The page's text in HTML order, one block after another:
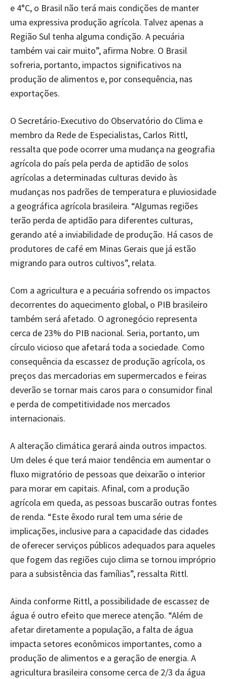
e 4°C, o Brasil não terá mais condições de manter
uma expressiva produção agrícola. Talvez apenas a
Região Sul tenha alguma condição. A pecuária
também vai cair muito”, afirma Nobre. O Brasil
sofreria, portanto, impactos significativos na
produção de alimentos e, por consequência, nas
exportações.
O Secretário-Executivo do Observatório do Clima e
membro da Rede de Especialistas, Carlos Rittl,
ressalta que pode ocorrer uma mudança na geografia
agrícola do país pela perda de aptidão de solos
agrícolas a determinadas culturas devido às
mudanças nos padrões de temperatura e pluviosidade
a geográfica agrícola brasileira. “Algumas regiões
terão perda de aptidão para diferentes culturas,
gerando até a inviabilidade de produção. Há casos de
produtores de café em Minas Gerais que já estão
migrando para outros cultivos”, relata.
Com a agricultura e a pecuária sofrendo os impactos
decorrentes do aquecimento global, o PIB brasileiro
também será afetado. O agronegócio representa
cerca de 23% do PIB nacional. Seria, portanto, um
círculo vicioso que afetará toda a sociedade. Como
consequência da escassez de produção agrícola, os
preços das mercadorias em supermercados e feiras
deverão se tornar mais caros para o consumidor final
e perda de competitividade nos mercados
internacionais.
A alteração climática gerará ainda outros impactos.
Um deles é que terá maior tendência em aumentar o
fluxo migratório de pessoas que deixarão o interior
para morar em capitais. Afinal, com a produção
agrícola em queda, as pessoas buscarão outras fontes
de renda. “Este êxodo rural tem uma série de
implicações, inclusive para a capacidade das cidades
de oferecer serviços públicos adequados para aqueles
que fogem das regiões cujo clima se tornou impróprio
para a subsistência das famílias”, ressalta Rittl.
Ainda conforme Rittl, a possibilidade de escassez de
água é outro efeito que merece atenção. “Além de
afetar diretamente a população, a falta de água
impacta setores econômicos importantes, como a
produção de alimentos e a geração de energia. A
agricultura brasileira consome cerca de 2/3 da água